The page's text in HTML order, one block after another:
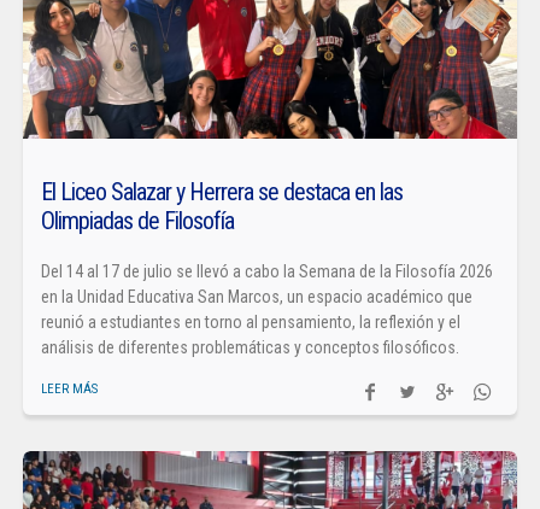
El Liceo Salazar y Herrera se destaca en las
Olimpiadas de Filosofía
Del 14 al 17 de julio se llevó a cabo la Semana de la Filosofía 2026
en la Unidad Educativa San Marcos, un espacio académico que
reunió a estudiantes en torno al pensamiento, la reflexión y el
análisis de diferentes problemáticas y conceptos filosóficos.
LEER MÁS